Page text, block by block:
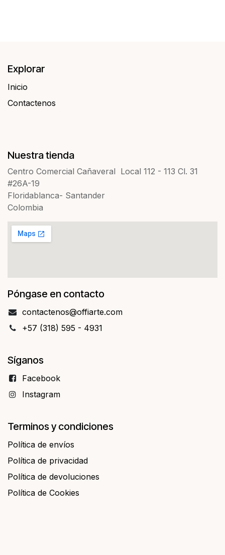
Explorar
Inicio
Contactenos​​
Nuestra tienda
Centro Comercial Cañaveral Local 112 - 113 Cl. 31
#26A-19
Floridablanca- Santander
Colombia
Póngase en contacto
contact​​enos@offiarte.com
+57 (318) 595 - 4931
Síganos
Facebo​​ok
Instagram
Terminos y condiciones
Política de envíos
Política de privacidad
Política de devoluciones
Política de Cookies